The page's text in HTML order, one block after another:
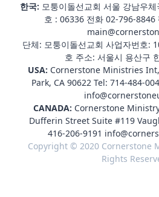
한국: 모퉁이돌선교회 서울 강남우
호 : 06336 전화 02-796-8846
단체: 모퉁이돌선교회 사업자번호:
호 주소: 서울시 용산구
USA: Cornerstone Ministries
Park, CA 90622 Tel: 714-484-
CANADA: Cornerstone
Dufferin Street Suite #119
416-206-9191
Copyright © 2020 Cornerstone
Rights